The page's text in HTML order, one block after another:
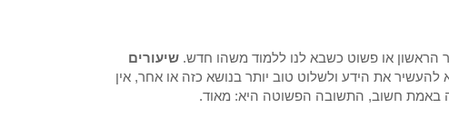
הראשון או פשוט כשבא לנו ללמוד משהו חדש.שיעורים
את הידע ולשלוט טוב יותר בנושא כזה או אחר, אין
באמת חשוב, התשובה הפשוטה היא: מאוד.